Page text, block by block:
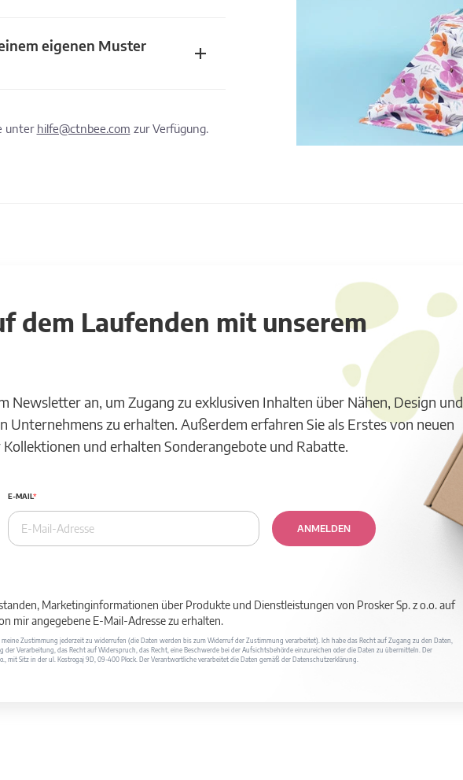
eigenen Muster
unter hilfe@ctnbee.com zur Verfügung.
dem Laufenden mit unserem
Newsletter an, um Zugang zu exklusiven Inhalten über Nähen, Design und
Unternehmens zu erhalten. Außerdem erfahren Sie als Erstes von neuen
und erhalten Sonderangebote und Rabatte.
E-MAIL
ANMELDEN
Marketinginformationen über Produkte und Dienstleistungen von Prosker Sp. z o.o. auf
mir angegebene E-Mail-Adresse zu erhalten.
Zustimmung jederzeit zu widerrufen (die Daten werden bis zum Widerruf der Zustimmung verarbeitet). Ich habe das Recht auf Zugang zu den Daten,
Verarbeitung, das Recht auf Widerspruch, das Recht, eine Beschwerde bei der Aufsichtsbehörde einzureichen oder die Daten zu übermitteln. Der
mit Sitz in der ul. Kostrogaj 9D, 09-400 Płock. Der Verantwortliche verarbeitet die Daten gemäß der Datenschutzerklärung.